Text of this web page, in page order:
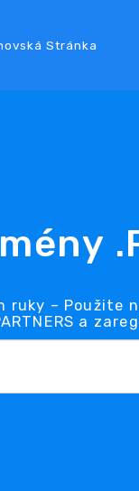
Stránka
ruky – Použite
a